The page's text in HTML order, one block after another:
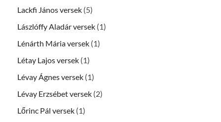
Lackfi János versek (5)
Lászlóffy Aladár versek (1)
Lénárth Mária versek (1)
Létay Lajos versek (1)
Lévay Ágnes versek (1)
Lévay Erzsébet versek (2)
Lőrinc Pál versek (1)